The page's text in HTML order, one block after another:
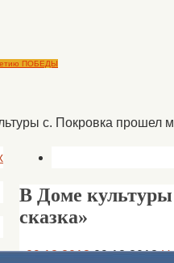
ПОБЕДЫ
с. Покровка прошел
В Доме
сказка»
09.12.2018 09.12.2018